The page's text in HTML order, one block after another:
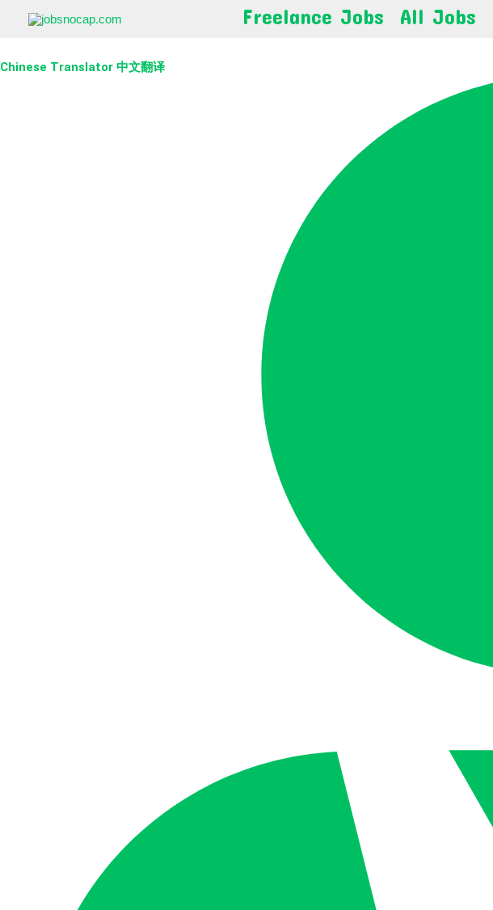
ເນື້ອຫາ
Freelance Jobs All Jobs
Chinese Translator 中文翻译